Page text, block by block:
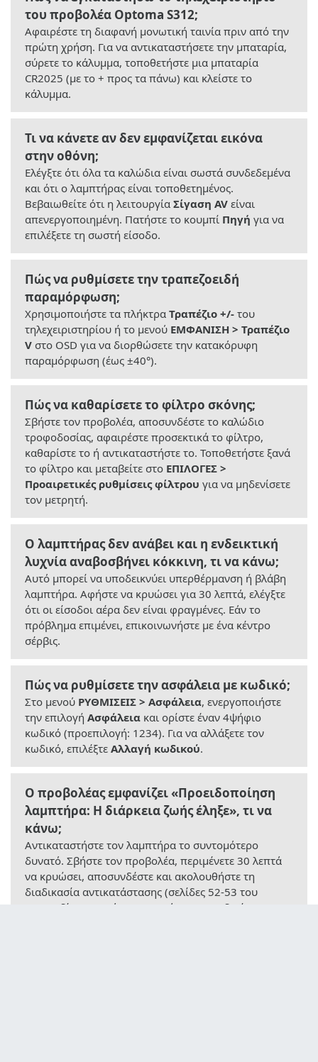
του προβολέα Optoma S312;
Αφαιρέστε τη διαφανή μονωτική ταινία πριν από την
πρώτη χρήση. Για να αντικαταστήσετε την μπαταρία,
σύρετε το κάλυμμα, τοποθετήστε μια μπαταρία
CR2025 (με το + προς τα πάνω) και κλείστε το
κάλυμμα.
Τι να κάνετε αν δεν εμφανίζεται εικόνα
στην οθόνη;
Ελέγξτε ότι όλα τα καλώδια είναι σωστά συνδεδεμένα
και ότι ο λαμπτήρας είναι τοποθετημένος.
Βεβαιωθείτε ότι η λειτουργία Σίγαση AV είναι
απενεργοποιημένη. Πατήστε το κουμπί Πηγή για να
επιλέξετε τη σωστή είσοδο.
Πώς να ρυθμίσετε την τραπεζοειδή
παραμόρφωση;
Χρησιμοποιήστε τα πλήκτρα Τραπέζιο +/- του
τηλεχειριστηρίου ή το μενού ΕΜΦΑΝΙΣΗ > Τραπέζιο
V στο OSD για να διορθώσετε την κατακόρυφη
παραμόρφωση (έως ±40°).
Πώς να καθαρίσετε το φίλτρο σκόνης;
Σβήστε τον προβολέα, αποσυνδέστε το καλώδιο
τροφοδοσίας, αφαιρέστε προσεκτικά το φίλτρο,
καθαρίστε το ή αντικαταστήστε το. Τοποθετήστε ξανά
το φίλτρο και μεταβείτε στο ΕΠΙΛΟΓΕΣ >
Προαιρετικές ρυθμίσεις φίλτρου για να μηδενίσετε
τον μετρητή.
Ο λαμπτήρας δεν ανάβει και η ενδεικτική
λυχνία αναβοσβήνει κόκκινη, τι να κάνω;
Αυτό μπορεί να υποδεικνύει υπερθέρμανση ή βλάβη
λαμπτήρα. Αφήστε να κρυώσει για 30 λεπτά, ελέγξτε
ότι οι είσοδοι αέρα δεν είναι φραγμένες. Εάν το
πρόβλημα επιμένει, επικοινωνήστε με ένα κέντρο
σέρβις.
Πώς να ρυθμίσετε την ασφάλεια με κωδικό;
Στο μενού ΡΥΘΜΙΣΕΙΣ > Ασφάλεια, ενεργοποιήστε
την επιλογή Ασφάλεια και ορίστε έναν 4ψήφιο
κωδικό (προεπιλογή: 1234). Για να αλλάξετε τον
κωδικό, επιλέξτε Αλλαγή κωδικού.
Ο προβολέας εμφανίζει «Προειδοποίηση
λαμπτήρα: Η διάρκεια ζωής έληξε», τι να
κάνω;
Αντικαταστήστε τον λαμπτήρα το συντομότερο
δυνατό. Σβήστε τον προβολέα, περιμένετε 30 λεπτά
να κρυώσει, αποσυνδέστε και ακολουθήστε τη
διαδικασία αντικατάστασης (σελίδες 52-53 του
εγχειριδίου). Μετά την εγκατάσταση, μηδενίστε τον